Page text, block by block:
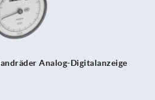
Analog-Digitalanzeige